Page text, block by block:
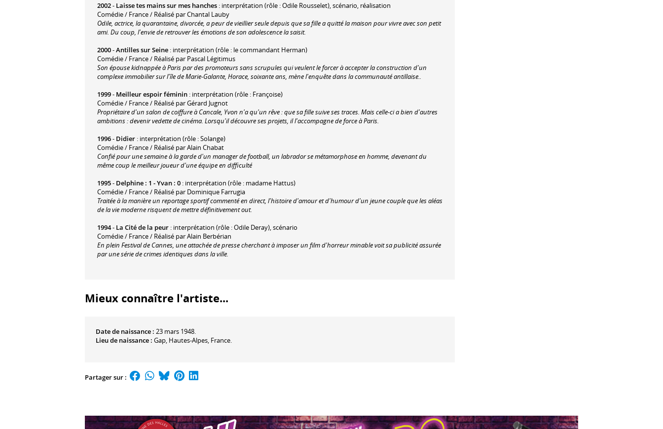
2002- Laisse tes mains sur mes hanches : interprétation (rôle : Odile Rousselet), scénario, réalisation
Comédie / France / Réalisé par Chantal Lauby
Odile, actrice, la quarantaine, divorcée, a peur de vieillier seule depuis que sa fille a quitté la maison pour vivre avec son petit
ami. Du coup, l'envie de retrouver les émotions de son adolescence la saisit.
2000-Antilles sur Seine : interprétation (rôle : le commandant Herman)
Comédie / France / Réalisé par Pascal Légitimus
Son épouse kidnappée à Paris par des promoteurs sans scrupules qui veulent le forcer à accepter la construction d'un
complexe immobilier sur l'île de Marie-Galante, Horace, soixante ans, mène l'enquête dans la communauté antillaise..
1999- Meilleur espoir féminin : interprétation (rôle : Françoise)
Comédie / France / Réalisé par Gérard Jugnot
Propriétaire d'un salon de coiffure à Cancale, Yvon n'a qu'un rêve : que sa fille suive ses traces. Mais celle-ci a bien d'autres
ambitions : devenir vedette de cinéma. Lorsqu'il découvre ses projets, il l'accompagne de force à Paris.
1996- Didier : interprétation (rôle : Solange)
Comédie / France / Réalisé par Alain Chabat
Confié pour une semaine à la garde d'un manager de football, un labrador se métamorphose en homme, devenant du
même coup le meilleur joueur d'une équipe en difficulté
1995- Delphine : 1 - Yvan : 0 : interprétation (rôle : madame Hattus)
Comédie / France / Réalisé par Dominique Farrugia
Traitée à la manière un reportage sportif commenté en direct, l'histoire d'amour et d'humour d'un jeune couple que les aléas
de la vie moderne risquent de mettre définitivement out.
1994- La Cité de la peur : interprétation (rôle : Odile Deray), scénario
Comédie / France / Réalisé par Alain Berbérian
En plein Festival de Cannes, une attachée de presse cherchant à imposer un film d'horreur minable voit sa publicité assurée
par une série de crimes identiques dans la ville.
Mieux connaître l'artiste...
Date de naissance : 23 mars 1948.
Lieu de naissance : Gap, Hautes-Alpes, France.
Partager sur :